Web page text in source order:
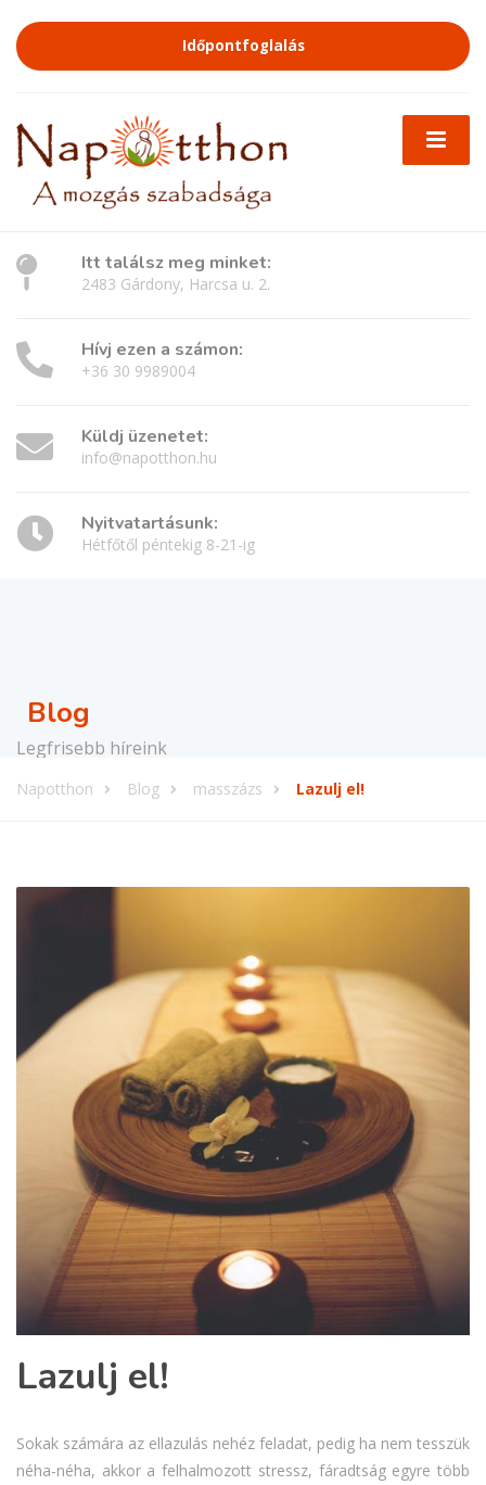
Időpontfoglalás
Itt találsz meg minket:
2483 Gárdony, Harcsa u. 2.
Hívj ezen a számon:
+36 30 9989004
Küldj üzenetet:
info@napotthon.hu
Nyitvatartásunk:
Hétfőtől péntekig 8-21-ig
Blog
Legfrisebb híreink
Napotthon Blog masszázs Lazulj el!
Lazulj el!
Sokak számára az ellazulás nehéz feladat, pedig ha nem tesszük
néha-néha, akkor a felhalmozott stressz, fáradtság egyre több